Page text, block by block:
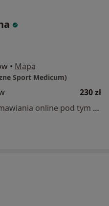
• Mapa
Sport Medicum)
230 zł
Specjalista nie oferuje umawiania online pod tym adresem.